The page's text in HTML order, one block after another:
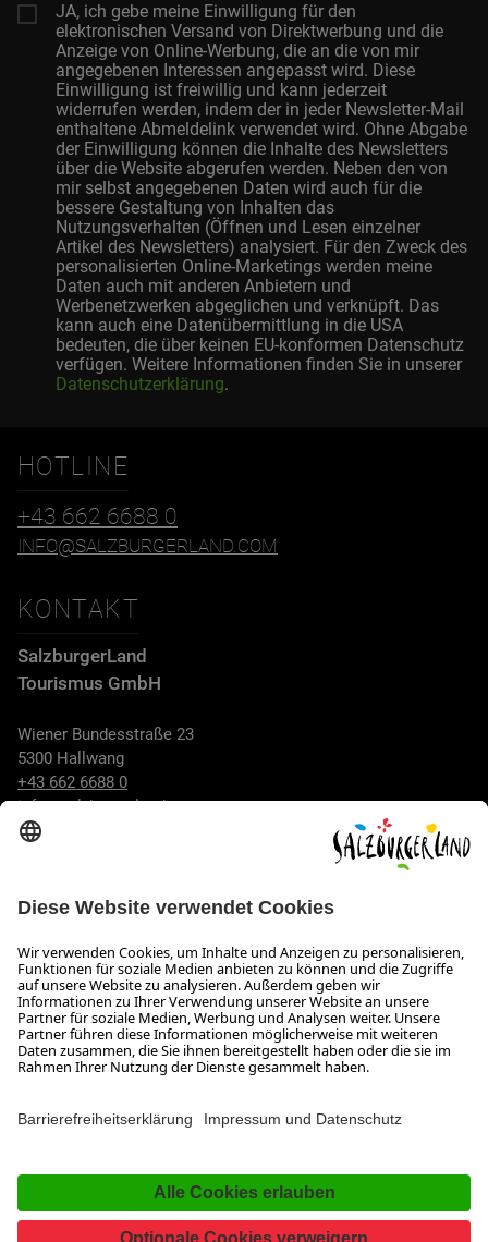
JA, ich gebe meine Einwilligung für den
elektronischen Versand von Direktwerbung und die
Anzeige von Online-Werbung, die an die von mir
angegebenen Interessen angepasst wird. Diese
Einwilligung ist freiwillig und kann jederzeit
widerrufen werden, indem der in jeder Newsletter-Mail
enthaltene Abmeldelink verwendet wird. Ohne Abgabe
der Einwilligung können die Inhalte des Newsletters
über die Website abgerufen werden. Neben den von
mir selbst angegebenen Daten wird auch für die
bessere Gestaltung von Inhalten das
Nutzungsverhalten (Öffnen und Lesen einzelner
Artikel des Newsletters) analysiert. Für den Zweck des
personalisierten Online-Marketings werden meine
Daten auch mit anderen Anbietern und
Werbenetzwerken abgeglichen und verknüpft. Das
kann auch eine Datenübermittlung in die USA
bedeuten, die über keinen EU-konformen Datenschutz
verfügen. Weitere Informationen finden Sie in unserer
Datenschutzerklärung.
HOTLINE
+43 662 6688 0
INFO@SALZBURGERLAND.COM
KONTAKT
SalzburgerLand
Tourismus GmbH
Wiener Bundesstraße 23
5300 Hallwang
+43 662 6688 0
info@salzburgerland.com
Wir freuen uns auf Ihre Anfrage!
Gerne stehen wir Ihnen von Montag bis Donnerstag von 08:00
bis 17:30 Uhr und am Freitag von 08:00 bis 17:00 Uhr zur
Verfügung.
Das Unternehmen Jobs Meeting- und Kongresslocations